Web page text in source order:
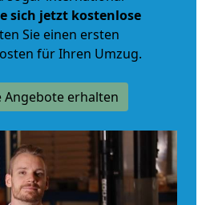
sich jetzt kostenlose
Sie einen ersten
für Ihren Umzug.
Angebote erhalten